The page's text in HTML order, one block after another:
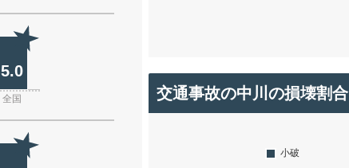
5.0
全国 交通事故の中川の損壊割合